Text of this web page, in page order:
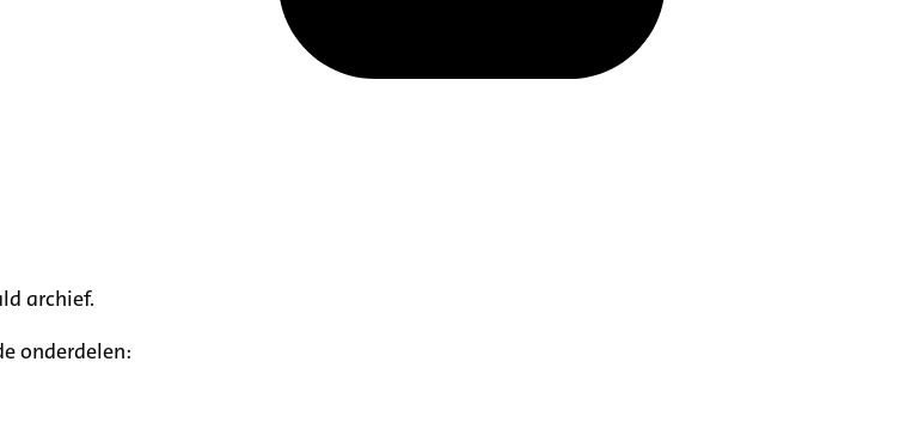
archief.
onderdelen: